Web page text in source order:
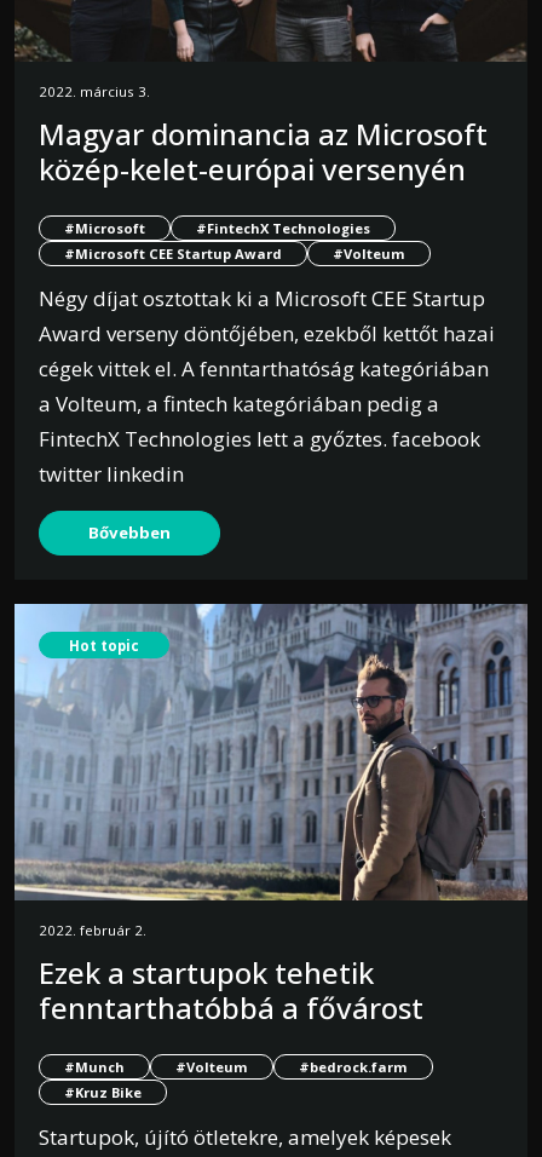
2022. március 3.
Magyar dominancia az Microsoft
közép-kelet-európai versenyén
#Microsoft
#FintechX Technologies
#Microsoft CEE Startup Award
#Volteum
Négy díjat osztottak ki a Microsoft CEE Startup
Award verseny döntőjében, ezekből kettőt hazai
cégek vittek el. A fenntarthatóság kategóriában
a Volteum, a fintech kategóriában pedig a
FintechX Technologies lett a győztes. facebook
twitter linkedin
Bővebben
Hot topic
2022. február 2.
Ezek a startupok tehetik
fenntarthatóbbá a fővárost
#Munch #Volteum
#bedrock.farm
#Kruz Bike
Startupok, újító ötletekre, amelyek képesek